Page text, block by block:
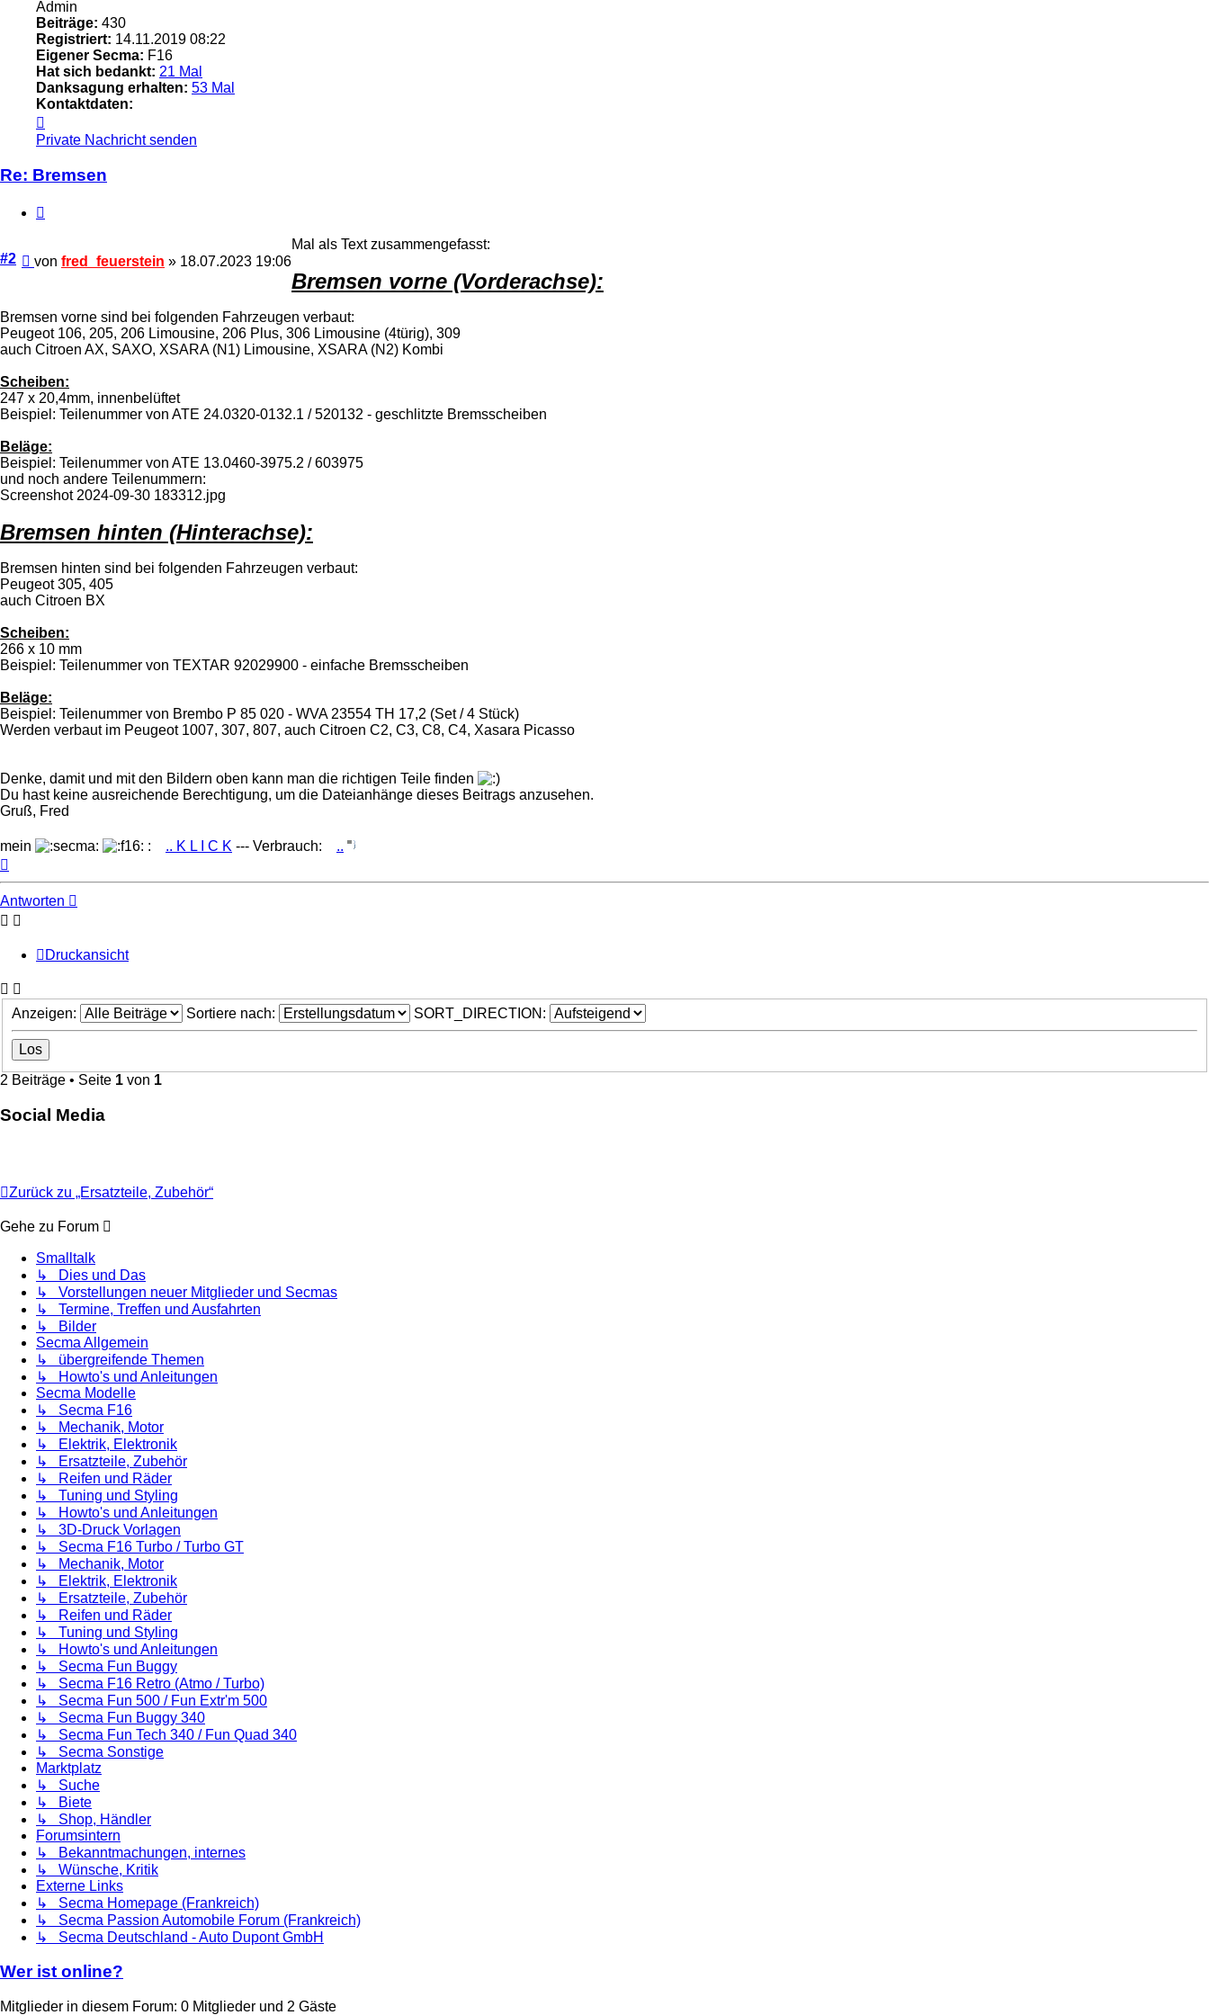
Admin
Beiträge: 430
Registriert: 14.11.2019 08:22
Eigener Secma: F16
Hat sich bedankt: 21 Mal
Danksagung erhalten: 53 Mal
Kontaktdaten:
von
fred_feuerstein
Private Nachricht senden
Re: Bremsen
#2 Beitrag
von fred_feuerstein » 18.07.2023 19:06
Mal als Text zusammengefasst:
Bremsen vorne (Vorderachse):
Bremsen vorne sind bei folgenden Fahrzeugen verbaut:
Peugeot 106, 205, 206 Limousine, 206 Plus, 306 Limousine (4türig), 309
auch Citroen AX, SAXO, XSARA (N1) Limousine, XSARA (N2) Kombi
Scheiben:
247 x 20,4mm, innenbelüftet
Beispiel: Teilenummer von ATE 24.0320-0132.1 / 520132 - geschlitzte Bremsscheiben
Beläge:
Beispiel: Teilenummer von ATE 13.0460-3975.2 / 603975
und noch andere Teilenummern:
Screenshot 2024-09-30 183312.jpg
Bremsen hinten (Hinterachse):
Bremsen hinten sind bei folgenden Fahrzeugen verbaut:
Peugeot 305, 405
auch Citroen BX
Scheiben:
266 x 10 mm
Beispiel: Teilenummer von TEXTAR 92029900 - einfache Bremsscheiben
Beläge:
Beispiel: Teilenummer von Brembo P 85 020 - WVA 23554 TH 17,2 (Set / 4 Stück)
Werden verbaut im Peugeot 1007, 307, 807, auch Citroen C2, C3, C8, C4, Xasara Picasso
Denke, damit und mit den Bildern oben kann man die richtigen Teile finden
Du hast keine ausreichende Berechtigung, um die Dateianhänge dieses Beitrags anzusehen.
Gruß, Fred
mein : .. K L I C K --- Verbrauch:
..
Antworten
Druckansicht
Anzeigen: Sortiere nach: SORT_DIRECTION:
2 Beiträge • Seite 1 von 1
Social Media
Zurück zu „Ersatzteile, Zubehör“
Gehe zu Forum
Smalltalk
↳ Dies und Das
↳ Vorstellungen neuer Mitglieder und Secmas
↳ Termine, Treffen und Ausfahrten
↳ Bilder
Secma Allgemein
↳ übergreifende Themen
↳ Howto's und Anleitungen
Secma Modelle
↳ Secma F16
↳ Mechanik, Motor
↳ Elektrik, Elektronik
↳ Ersatzteile, Zubehör
↳ Reifen und Räder
↳ Tuning und Styling
↳ Howto's und Anleitungen
↳ 3D-Druck Vorlagen
↳ Secma F16 Turbo / Turbo GT
↳ Mechanik, Motor
↳ Elektrik, Elektronik
↳ Ersatzteile, Zubehör
↳ Reifen und Räder
↳ Tuning und Styling
↳ Howto's und Anleitungen
↳ Secma Fun Buggy
↳ Secma F16 Retro (Atmo / Turbo)
↳ Secma Fun 500 / Fun Extr'm 500
↳ Secma Fun Buggy 340
↳ Secma Fun Tech 340 / Fun Quad 340
↳ Secma Sonstige
Marktplatz
↳ Suche
↳ Biete
↳ Shop, Händler
Forumsintern
↳ Bekanntmachungen, internes
↳ Wünsche, Kritik
Externe Links
↳ Secma Homepage (Frankreich)
↳ Secma Passion Automobile Forum (Frankreich)
↳ Secma Deutschland - Auto Dupont GmbH
Wer ist online?
Mitglieder in diesem Forum: 0 Mitglieder und 2 Gäste